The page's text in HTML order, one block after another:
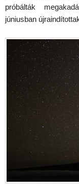
próbálták
júniusban